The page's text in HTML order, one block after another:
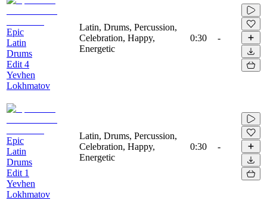
Epic
Latin
Drums
Edit 4
Yevhen
Lokhmatov
Latin, Drums, Percussion,
Celebration, Happy,
Energetic
0:30 -
Epic
Latin
Drums
Edit 1
Yevhen
Lokhmatov
Latin, Drums, Percussion,
Celebration, Happy,
Energetic
0:30 -